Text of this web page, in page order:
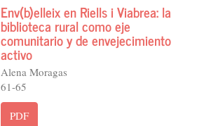
Env(b)elleix en Riells i Viabrea: la
biblioteca rural como eje
comunitario y de envejecimiento
activo
Alena Moragas
61-65
PDF